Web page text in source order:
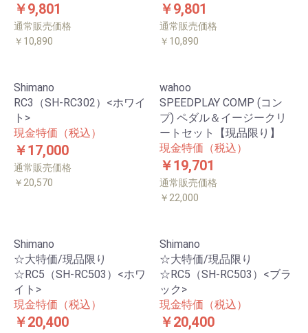
￥9,801
通常販売価格
￥10,890
￥9,801
通常販売価格
￥10,890
Shimano
RC3（SH-RC302）<ホワイ
ト>
現金特価（税込）
￥17,000
通常販売価格
￥20,570
wahoo
SPEEDPLAY COMP (コン
プ) ペダル＆イージークリ
ートセット【現品限り】
現金特価（税込）
￥19,701
通常販売価格
￥22,000
Shimano
☆大特価/現品限り
☆RC5（SH-RC503）<ホワ
イト>
現金特価（税込）
￥20,400
Shimano
☆大特価/現品限り
☆RC5（SH-RC503）<ブラ
ック>
現金特価（税込）
￥20,400